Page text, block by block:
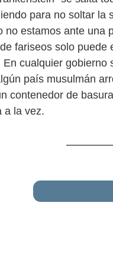
para no soltar la
no estamos ante una
fariseos solo
cualquier gobierno
país musulmán
contenedor de
a la vez.